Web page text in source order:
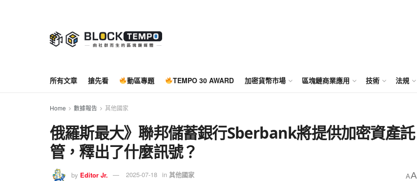
所有文章 搶先看 動區專題 TEMPO 30 AWARD 加密貨幣市場 區塊鏈商業應用 技術 法規
Home 數據報告 其他國家
俄羅斯最大》聯邦儲蓄銀行Sberbank將提供加密資產託
管，釋出了什麼訊號？
by Editor Jr. 2025-07-18 in 其他國家 AA